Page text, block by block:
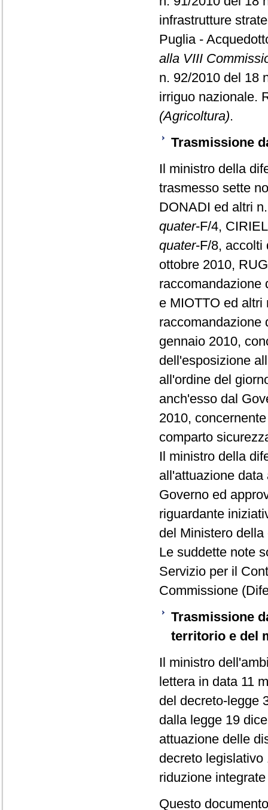
infrastrutture
Puglia -
alla VIII
n. 92/2010 del 18
irriguo nazionale.
(Agricoltura).
Trasmissione
Il ministro della
trasmesso sette
DONADI ed altri
quater-F/4,
quater-F/8, accolti
ottobre 2010,
raccomandazione
e MIOTTO ed altri
raccomandazione
gennaio 2010,
dell'esposizione
all'ordine del
anch'esso dal
2010,
comparto
Il ministro della
all'attuazione
Governo ed
riguardante
del Ministero della
Le suddette note
Servizio per il
Commissione
Trasmissione
territorio e del
Il ministro
lettera in data 11
del decreto-legge
dalla legge 19
attuazione delle
decreto
riduzione
Questo